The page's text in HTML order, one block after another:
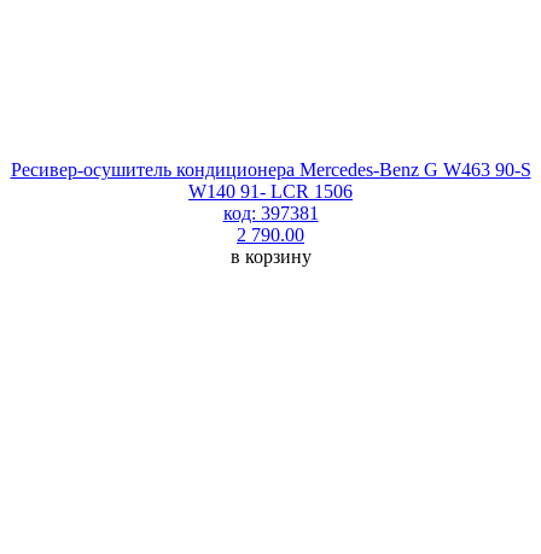
Ресивер-осушитель кондиционера Mercedes-Benz G W463 90-S
W140 91- LCR 1506
код: 397381
2 790.00
в корзину